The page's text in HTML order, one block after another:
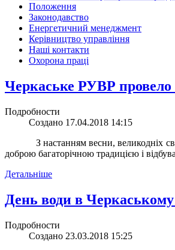
Положення
Законодавство
Енергетичний менеджмент
Керівництво управління
Наші контакти
Охорона праці
Черкаське РУВР
Подробности
Создано 17.04.2018 14:15
З настанням весни, великодніх
доброю багаторічною традицією і
Детальніше
День води в
Подробности
Создано 23.03.2018 15:25